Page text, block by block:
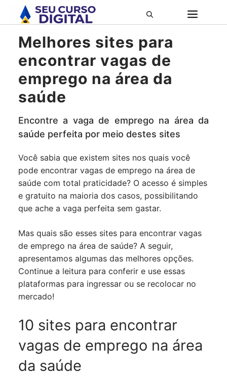
para
conteúdoMelhores sites para
encontrar vagas de
emprego na área da
saúde
Encontre a vaga de emprego na área da
saúde perfeita por meio destes sites
Você sabia que existem sites nos quais você
pode encontrar vagas de emprego na área de
saúde com total praticidade? O acesso é simples
e gratuito na maioria dos casos, possibilitando
que ache a vaga perfeita sem gastar.
Mas quais são esses sites para encontrar vagas
de emprego na área de saúde? A seguir,
apresentamos algumas das melhores opções.
Continue a leitura para conferir e use essas
plataformas para ingressar ou se recolocar no
mercado!
10 sites para encontrar
vagas de emprego na área
da saúde